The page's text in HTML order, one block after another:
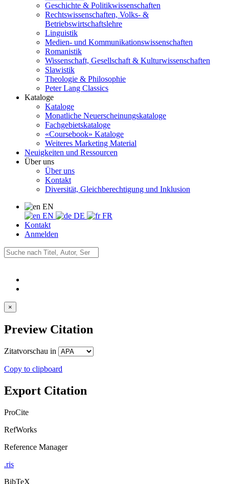
Geschichte & Politikwissenschaften
Rechtswissenschaften, Volks- &
Betriebswirtschaftslehre
Linguistik
Medien- und Kommunikationswissenschaften
Romanistik
Wissenschaft, Gesellschaft & Kulturwissenschaften
Slawistik
Theologie & Philosophie
Peter Lang Classics
Kataloge
Kataloge
Monatliche Neuerscheinungskataloge
Fachgebietskataloge
«Coursebook» Kataloge
Weiteres Marketing Material
Neuigkeiten und Ressourcen
Über uns
Über uns
Kontakt
Diversität, Gleichberechtigung und Inklusion
EN
EN
DE
FR
Kontakt
Anmelden
×
Preview Citation
Zitatvorschau in
Copy to clipboard
Export Citation
ProCite
RefWorks
Reference Manager
.ris
BibTeX